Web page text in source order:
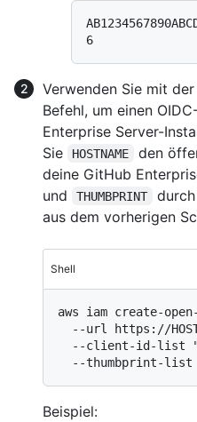
Verwenden Sie mit
Befehl, um einen
Enterprise Server-
Sie
HOSTNAME
den
deine GitHub
und
THUMBPRINT
aus dem vorherigen
Shell
aws iam create-
Beispiel: